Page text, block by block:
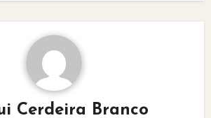
Cerdeira Branco